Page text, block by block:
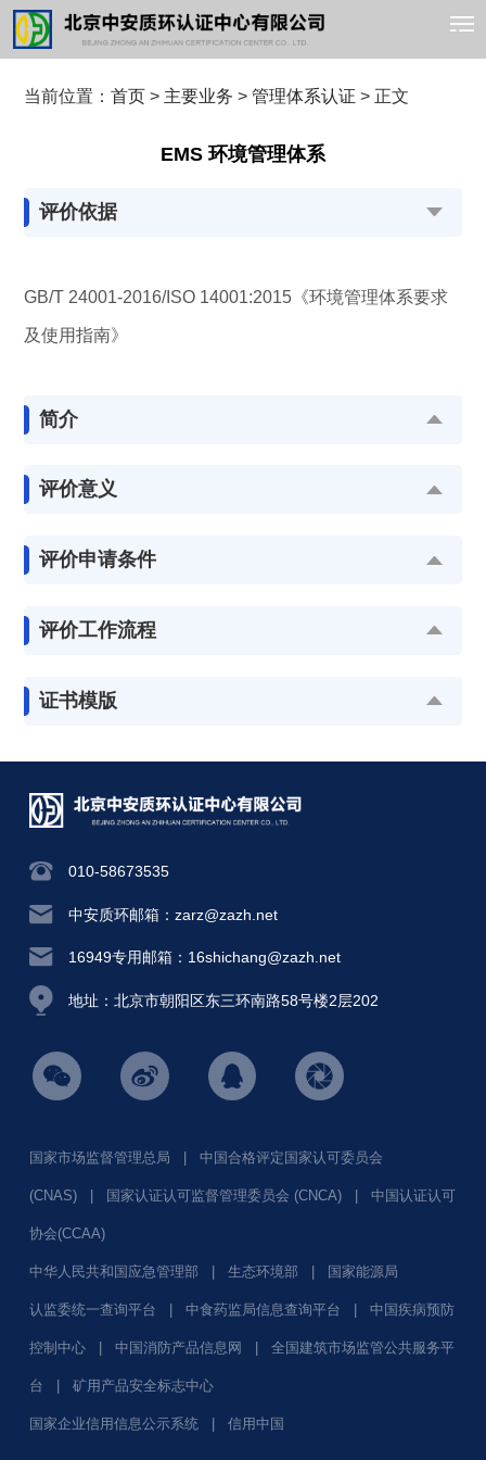
当前位置：首页 > 主要业务 >管理体系认证 > 正文
EMS 环境管理体系
评价依据
GB/T 24001-2016/ISO 14001:2015《环境管理体系要求
及使用指南》
简介
评价意义
评价申请条件
评价工作流程
证书模版
010-58673535
中安质环邮箱：zarz@zazh.net
16949专用邮箱：16shichang@zazh.net
地址：北京市朝阳区东三环南路58号楼2层202
国家市场监督管理总局 中国合格评定国家认可委员会
(CNAS)| 国家认证认可监督管理委员会 (CNCA)| 中国认证认可
协会(CCAA)
中华人民共和国应急管理部 生态环境部 国家能源局
认监委统一查询平台 中食药监局信息查询平台 中国疾病预防
控制中心| 中国消防产品信息网 全国建筑市场监管公共服务平
台 矿用产品安全标志中心
国家企业信用信息公示系统 信用中国